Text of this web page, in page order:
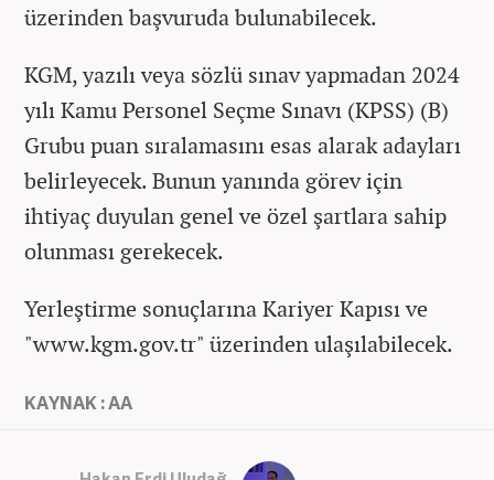
üzerinden başvuruda bulunabilecek.
KGM, yazılı veya sözlü sınav yapmadan 2024
yılı Kamu Personel Seçme Sınavı (KPSS) (B)
Grubu puan sıralamasını esas alarak adayları
belirleyecek. Bunun yanında görev için
ihtiyaç duyulan genel ve özel şartlara sahip
olunması gerekecek.
Yerleştirme sonuçlarına Kariyer Kapısı ve
"www.kgm.gov.tr" üzerinden ulaşılabilecek.
KAYNAK : AA